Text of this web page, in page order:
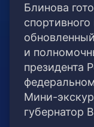
Блинова
и
президента
Мини-
губернатор